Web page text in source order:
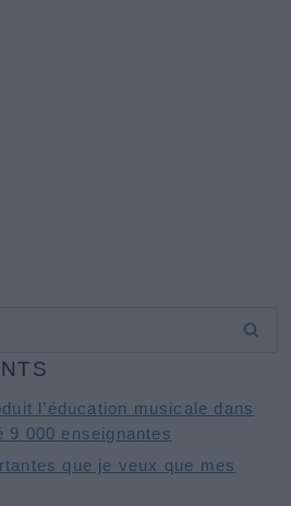
l’éducation musicale dans
9 000 enseignantes
que je veux que mes